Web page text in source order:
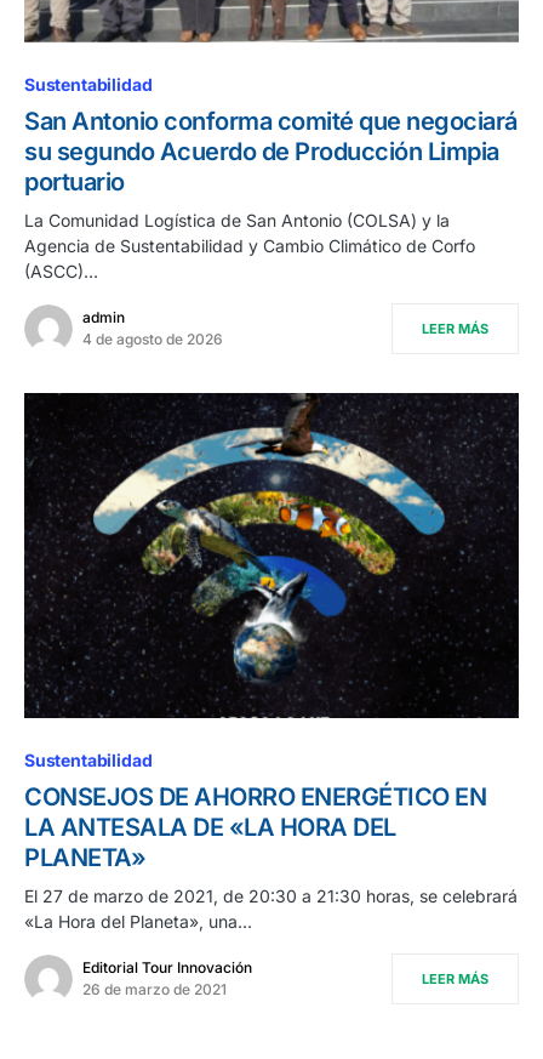
Sustentabilidad
San Antonio conforma comité que negociará
su segundo Acuerdo de Producción Limpia
portuario
La Comunidad Logística de San Antonio (COLSA) y la
Agencia de Sustentabilidad y Cambio Climático de Corfo
(ASCC)…
admin
4 de agosto de 2026
LEER MÁS
Sustentabilidad
CONSEJOS DE AHORRO ENERGÉTICO EN
LA ANTESALA DE «LA HORA DEL
PLANETA»
El 27 de marzo de 2021, de 20:30 a 21:30 horas, se celebrará
«La Hora del Planeta», una…
Editorial Tour Innovación
26 de marzo de 2021
LEER MÁS